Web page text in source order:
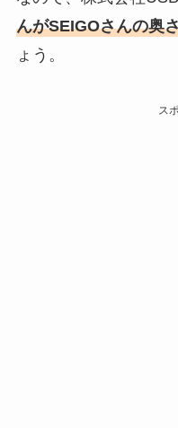
んがSEIGOさんの奥
ょう。
ス